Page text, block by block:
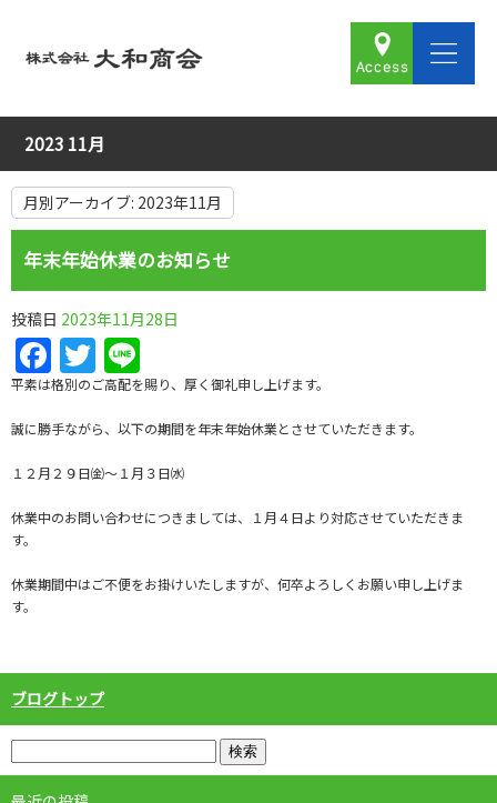
2023 11月
月別アーカイブ: 2023年11月
年末年始休業のお知らせ
投稿日 2023年11月28日
Facebook
Twitter
平素は格別のご高配を賜り、厚く御礼申し上げます。
誠に勝手ながら、以下の期間を年末年始休業とさせていただきます。
１２月２９日㈮～１月３日㈬
休業中のお問い合わせにつきましては、１月４日より対応させていただきま
す。
休業期間中はご不便をお掛けいたしますが、何卒よろしくお願い申し上げま
す。
ブログトップ